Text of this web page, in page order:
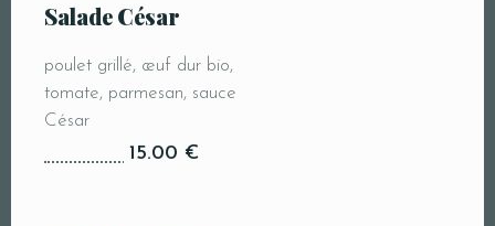
Salade César
poulet grillé, œuf dur bio,
tomate, parmesan, sauce
César
15.00 €